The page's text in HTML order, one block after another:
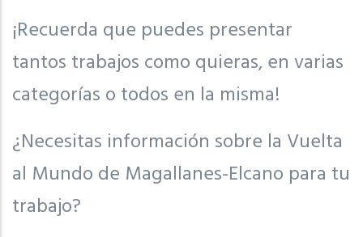
¡Recuerda que puedes presentar
tantos trabajos como quieras, en varias
categorías o todos en la misma!
¿Necesitas información sobre la Vuelta
al Mundo de Magallanes-Elcano para tu
trabajo?